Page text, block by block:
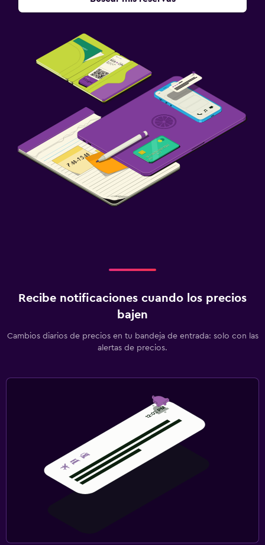
Recibe notificaciones cuando los precios
bajen
Cambios diarios de precios en tu bandeja de entrada: solo con las
alertas de precios.